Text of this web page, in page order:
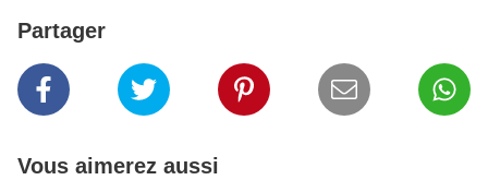
Partager
Vous aimerez aussi